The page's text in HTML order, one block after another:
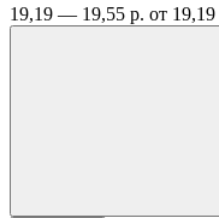
19,19 — 19,55 р. от 19,19